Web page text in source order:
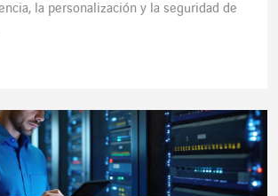
la personalización y la seguridad de